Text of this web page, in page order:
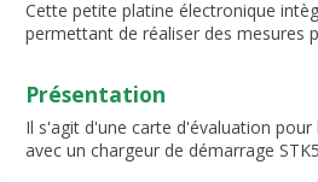
Cette petite platine électronique
permettant de réaliser des mesures
Présentation
Il s'agit d'une carte d'évaluation
avec un chargeur de démarrage